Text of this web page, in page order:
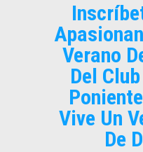
Verano
Del
Vive Un
De